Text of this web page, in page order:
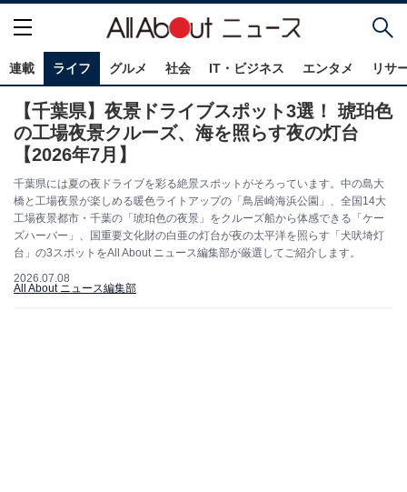
連載 ライフ グルメ 社会 IT・ビジネス エンタメ リサ
【千葉県】夜景ドライブスポット3選！ 琥珀色
の工場夜景クルーズ、海を照らす夜の灯台
【2026年7月】
千葉県には夏の夜ドライブを彩る絶景スポットがそろっています。中の島大
橋と工場夜景が楽しめる暖色ライトアップの「鳥居崎海浜公園」、全国14大
工場夜景都市・千葉の「琥珀色の夜景」をクルーズ船から体感できる「ケー
ズハーバー」、国重要文化財の白亜の灯台が夜の太平洋を照らす「犬吠埼灯
台」の3スポットをAll About ニュース編集部が厳選してご紹介します。
2026.07.08
All About ニュース編集部